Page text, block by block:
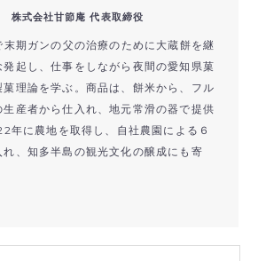
式会社甘節庵 代表取締役
末期ガンの父の治療のために大蔵餅を継
発起し、仕事をしながら夜間の愛知県菓
理論を学ぶ。商品は、餅米から、フル
生産者から仕入れ、地元常滑の器で提供
年に農地を取得し、自社農園による６
れ、知多半島の観光文化の醸成にも寄